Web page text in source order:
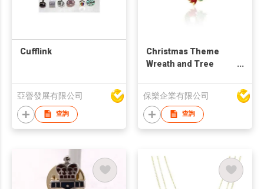
Cufflink
亞譽發展有限公司
查詢
Christmas Theme
Wreath and Tree
保樂企業有限公司
查詢